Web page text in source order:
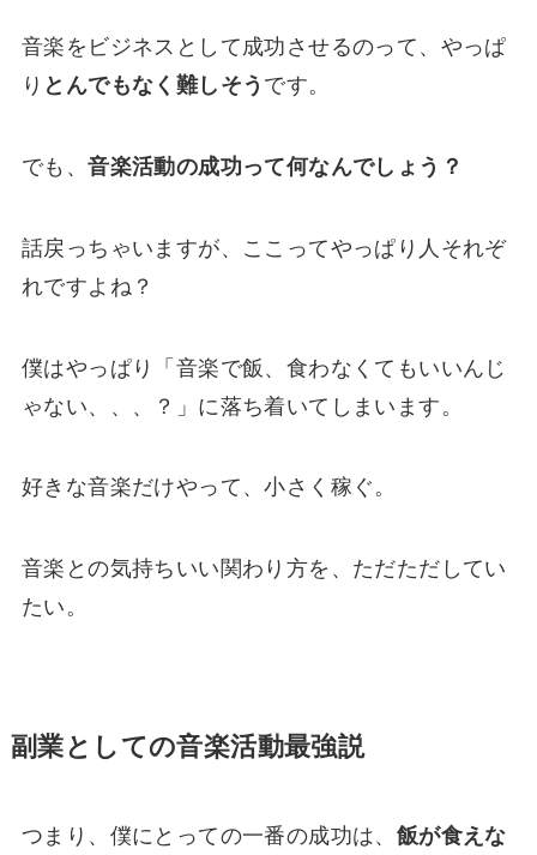
音楽をビジネスとして成功させるのって、やっぱ
り とんでもなく難しそう です。
でも、音楽活動の成功って何なんでしょう？
話戻っちゃいますが、ここってやっぱり人それぞ
れですよね？
僕はやっぱり「音楽で飯、食わなくてもいいんじ
ゃない、、、？」に落ち着いてしまいます。
好きな音楽だけやって、小さく稼ぐ。
音楽との気持ちいい関わり方を、ただただしてい
たい。
副業としての音楽活動最強説
つまり、僕にとっての一番の成功は、 飯が食えな